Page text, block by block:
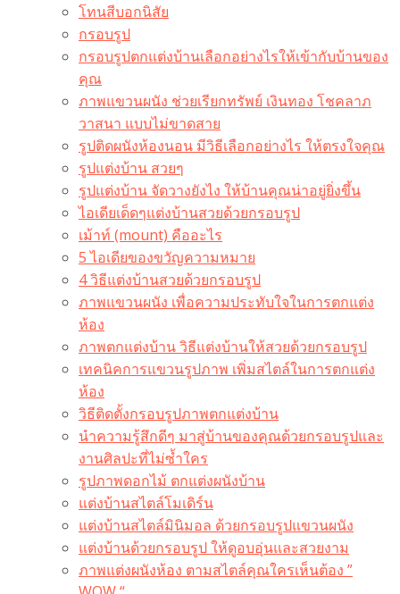
โทนสีบอกนิสัย
กรอบรูป
กรอบรูปตกแต่งบ้านเลือกอย่างไรให้เข้ากับบ้านของ
คุณ
ภาพแขวนผนัง ช่วยเรียกทรัพย์ เงินทอง โชคลาภ
วาสนา แบบไม่ขาดสาย
รูปติดผนังห้องนอน มีวิธีเลือกอย่างไร ให้ตรงใจคุณ
รูปแต่งบ้าน สวยๆ
รูปแต่งบ้าน จัดวางยังไง ให้บ้านคุณน่าอยู่ยิ่งขึ้น
ไอเดียเด็ดๆแต่งบ้านสวยด้วยกรอบรูป
เม้าท์ (mount) คืออะไร​
5 ไอเดียของขวัญความหมาย
4 วิธีแต่งบ้านสวยด้วยกรอบรูป
ภาพแขวนผนัง เพื่อความประทับใจในการตกแต่ง
ห้อง
ภาพตกแต่งบ้าน วิธีแต่งบ้านให้สวยด้วยกรอบรูป
เทคนิคการแขวนรูปภาพ เพิ่มสไตล์ในการตกแต่ง
ห้อง
วิธีติดตั้งกรอบรูปภาพตกแต่งบ้าน
นำความรู้สึกดีๆ มาสู่บ้านของคุณด้วยกรอบรูปและ
งานศิลปะที่ไม่ซ้ำใคร
รูปภาพดอกไม้ ตกแต่งผนังบ้าน
แต่งบ้านสไตล์โมเดิร์น
แต่งบ้านสไตล์มินิมอล ด้วยกรอบรูปแขวนผนัง
แต่งบ้านด้วยกรอบรูป ให้ดูอบอุ่นและสวยงาม
ภาพแต่งผนังห้อง ตามสไตล์คุณใครเห็นต้อง ”